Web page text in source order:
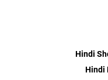
Hindi
Hindi